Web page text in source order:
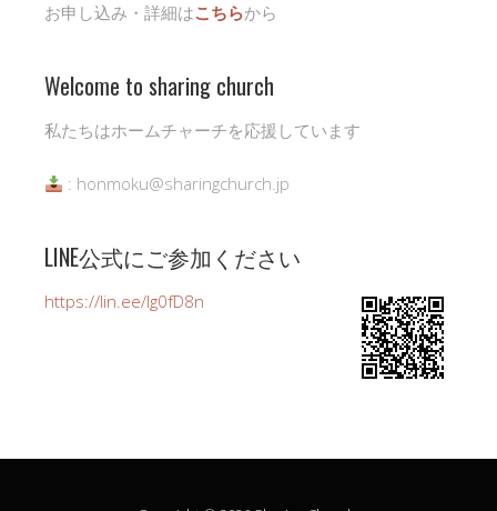
お申し込み・詳細はこちらから
Welcome to sharing church
私たちはホームチャーチを応援しています
: honmoku@sharingchurch.jp
LINE公式にご参加ください
https://lin.ee/Ig0fD8n